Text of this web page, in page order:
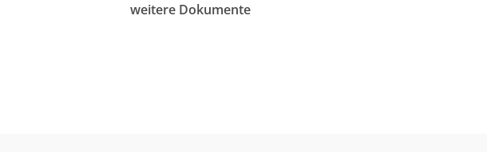
weitere Dokumente